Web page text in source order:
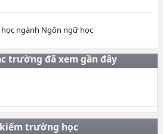
ngành Ngôn ngữ học
trường đã xem gần đây
trường học